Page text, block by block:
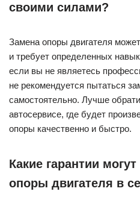
своими силами?
Замена опоры двигателя
и требует определенных
если вы не являетесь
не рекомендуется пытаться
самостоятельно. Лучше
автосервисе, где будет
опоры качественно и быстро.
Какие гарантии
опоры двигателя в